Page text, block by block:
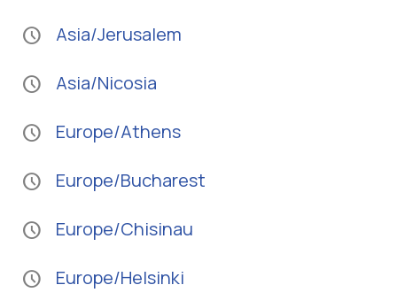
schedule Asia/Jerusalem
schedule Asia/Nicosia
schedule Europe/Athens
schedule Europe/Bucharest
schedule Europe/Chisinau
schedule Europe/Helsinki